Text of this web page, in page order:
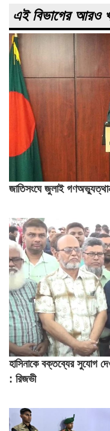
এই বিভাগের আরও
জাতিসংঘে জুলাই
হাসিনাকে বক্তব্যের সুযোগ
: রিজভী